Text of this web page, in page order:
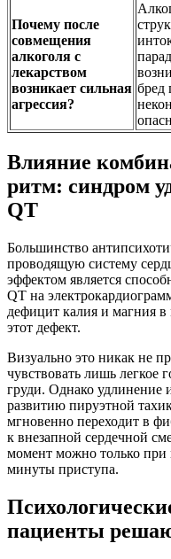
Почему после
совмещения
алкоголя с
лекарством
возникает сильная
агрессия?
бред
Влияние
ритм: синдром
QT
Большинство
проводящую систему
эффектом является
QT на
дефицит калия и магния
этот дефект.
Визуально это никак не
чувствовать лишь легкое
груди. Однако удлинение
развитию пируэтной
мгновенно переходит в
к внезапной сердечной
момент можно только
минуты приступа.
пациенты